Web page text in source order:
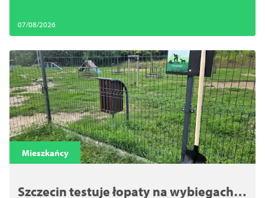
07/08/2026
Mieszkańcy
Szczecin testuje łopaty na wybiegach